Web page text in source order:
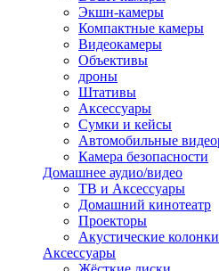
Экшн-камеры
Компактные камеры
Видеокамеры
Объективы
дроны
Штативы
Аксессуары
Сумки и кейсы
Автомобильные
Камера безопасности
Домашнее аудио/видео
ТВ и Аксессуары
Домашний кинотеатр
Проекторы
Акустические колонки
Аксессуары